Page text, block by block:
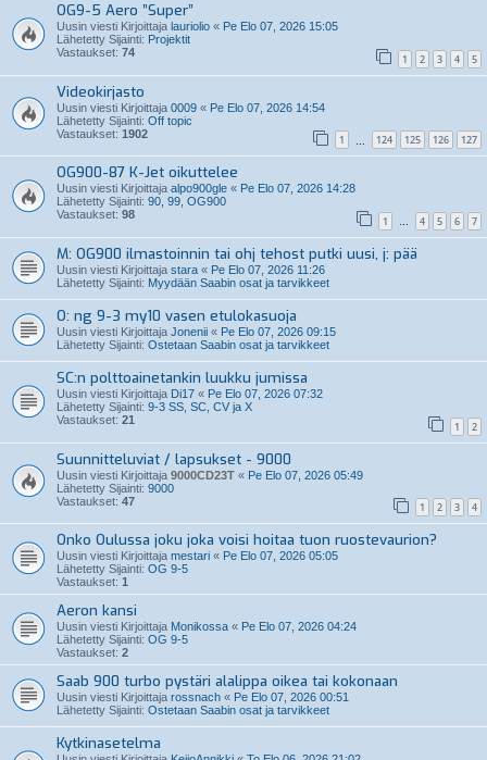
OG9-5 Aero ”Super”
Uusin viesti Kirjoittaja lauriolio « Pe Elo 07, 2026 15:05
Lähetetty Sijainti: Projektit
Vastaukset: 74 1 2 3 4 5
Videokirjasto
Uusin viesti Kirjoittaja 0009 « Pe Elo 07, 2026 14:54
Lähetetty Sijainti: Off topic
Vastaukset: 1902 1 124 125 126 127
OG900-87 K-Jet oikuttelee
Uusin viesti Kirjoittaja alpo900gle « Pe Elo 07, 2026 14:28
Lähetetty Sijainti: 90, 99, OG900
Vastaukset: 98 1 … 4 5 6 7
M: OG900 ilmastoinnin tai ohj tehost putki uusi, j: pää
Uusin viesti Kirjoittaja stara « Pe Elo 07, 2026 11:26
Lähetetty Sijainti: Myydään Saabin osat ja tarvikkeet
O: ng 9-3 my10 vasen etulokasuoja
Uusin viesti Kirjoittaja Jonenii « Pe Elo 07, 2026 09:15
Lähetetty Sijainti: Ostetaan Saabin osat ja tarvikkeet
SC:n polttoainetankin luukku jumissa
Uusin viesti Kirjoittaja Di17 « Pe Elo 07, 2026 07:32
Lähetetty Sijainti: 9-3 SS, SC, CV ja X
Vastaukset: 21 1 2
Suunnitteluviat / lapsukset - 9000
Uusin viesti Kirjoittaja 9000CD23T « Pe Elo 07, 2026 05:49
Lähetetty Sijainti: 9000
Vastaukset: 47 1 2 3 4
Onko Oulussa joku joka voisi hoitaa tuon ruostevaurion?
Uusin viesti Kirjoittaja mestari « Pe Elo 07, 2026 05:05
Lähetetty Sijainti: OG 9-5
Vastaukset: 1
Aeron kansi
Uusin viesti Kirjoittaja Monikossa « Pe Elo 07, 2026 04:24
Lähetetty Sijainti: OG 9-5
Vastaukset: 2
Saab 900 turbo pystäri alalippa oikea tai kokonaan
Uusin viesti Kirjoittaja rossnach « Pe Elo 07, 2026 00:51
Lähetetty Sijainti: Ostetaan Saabin osat ja tarvikkeet
Kytkinasetelma